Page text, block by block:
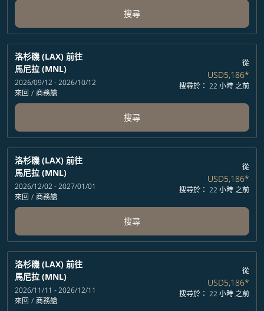
搜尋
洛杉磯 (LAX) 前往
馬尼拉 (MNL)
2026/09/12 - 2026/10/12
來回 / 商務艙
從
USD5,186*
搜尋於： 22 小時 之前
搜尋
洛杉磯 (LAX) 前往
馬尼拉 (MNL)
2026/12/02 - 2027/01/01
來回 / 商務艙
從
USD5,186*
搜尋於： 22 小時 之前
搜尋
洛杉磯 (LAX) 前往
馬尼拉 (MNL)
2026/11/11 - 2026/12/11
來回 / 商務艙
從
USD5,186*
搜尋於： 22 小時 之前